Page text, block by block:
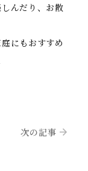
んだり、お散
にもおすすめ
次の記事